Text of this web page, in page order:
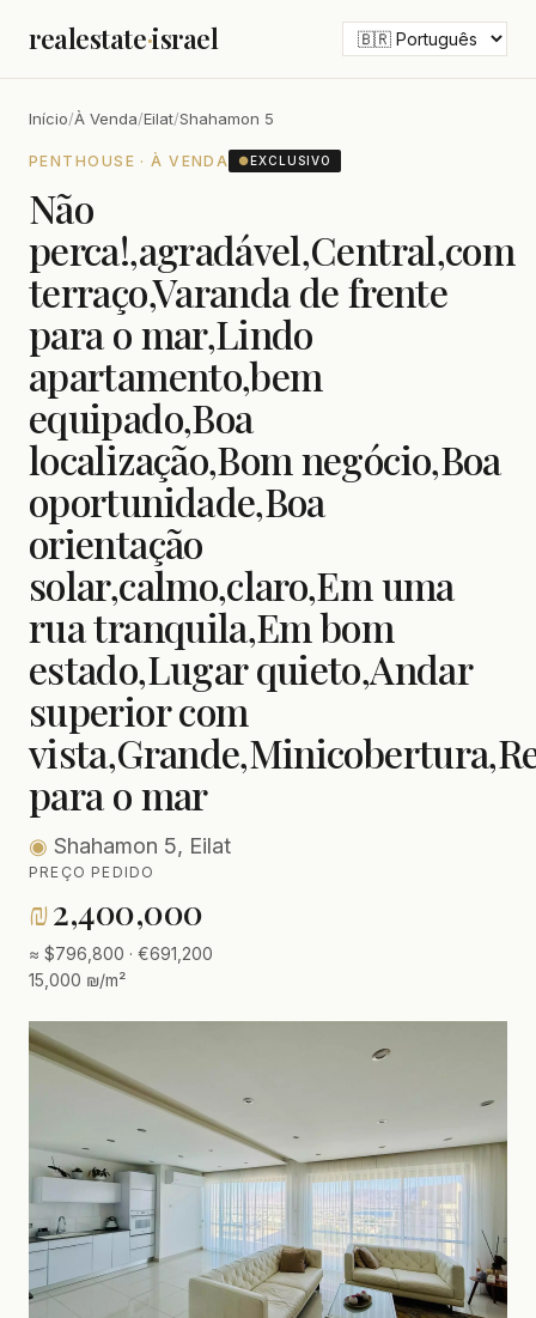
realestate·israel
Início/À Venda/Eilat/Shahamon 5
PENTHOUSE · À VENDA ●EXCLUSIVO
Não
perca!,agradável,Central,com
terraço,Varanda de frente
para o mar,Lindo
apartamento,bem
equipado,Boa
localização,Bom negócio,Boa
oportunidade,Boa
orientação
solar,calmo,claro,Em uma
rua tranquila,Em bom
estado,Lugar quieto,Andar
superior com
para o mar
◉ Shahamon 5, Eilat
PREÇO PEDIDO
₪2,400,000
≈ $796,800 · €691,200
15,000 ₪/m²